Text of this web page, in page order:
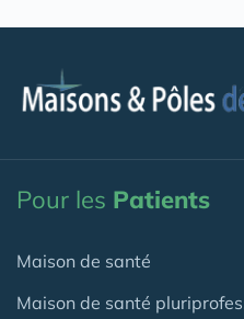
Pour les Patients
Maison de santé
Maison de santé